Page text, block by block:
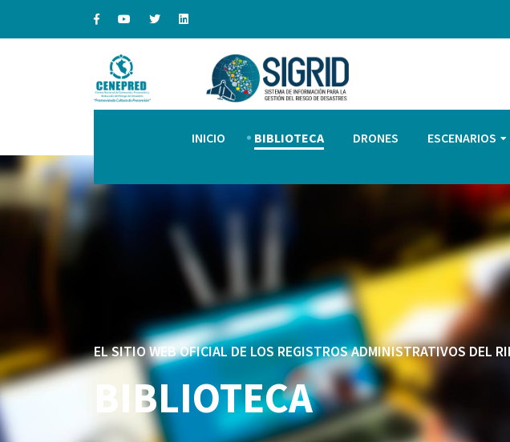
INICIO BIBLIOTECA DRONES ESCENARIOS
EL SITIO WEB OFICIAL DE LOS REGISTROS ADMINISTRATIVOS DEL
BIBLIOTECA